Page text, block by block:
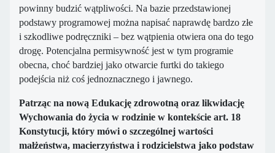
powinny budzić wątpliwości. Na bazie przedstawionej
podstawy programowej można napisać naprawdę bardzo złe
i szkodliwe podręczniki – bez wątpienia otwiera ona do tego
drogę. Potencjalna permisywność jest w tym programie
obecna, choć bardziej jako otwarcie furtki do takiego
podejścia niż coś jednoznacznego i jawnego.
Patrząc na nową Edukację zdrowotną oraz likwidację
Wychowania do życia w rodzinie w kontekście art. 18
Konstytucji, który mówi o szczególnej wartości
małżeństwa, macierzyństwa i rodzicielstwa jako podstaw